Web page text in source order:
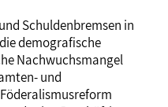
Schuldenbremsen in
demografische
Nachwuchsmangel
und